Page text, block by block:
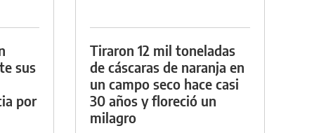
sus
por
Tiraron 12 mil toneladas
de cáscaras de naranja en
un campo seco hace casi
30 años y floreció un
milagro